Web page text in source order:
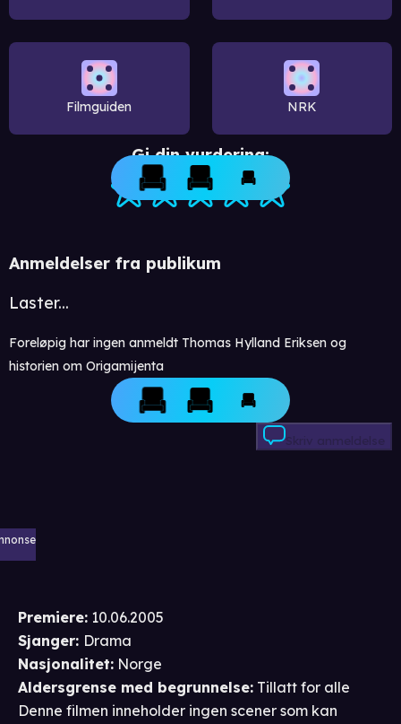
Filmguiden NRK
Gi din vurdering:
Anmeldelser fra publikum
Laster...
Foreløpig har ingen anmeldt Thomas Hylland Eriksen og
historien om Origamijenta
Skriv anmeldelse
Premiere: 10.06.2005
Sjanger: Drama
Nasjonalitet: Norge
Aldersgrense med begrunnelse: Tillatt for alle
Denne filmen inneholder ingen scener som kan